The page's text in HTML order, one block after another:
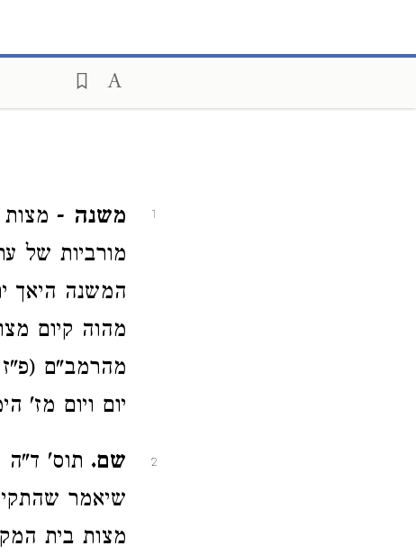
1 משנה - מצות
מורביות של
המשנה היאך
מהוה קיום
מהרמב"ם
יום ויום מז'
2 שם. תוס' ד"ה
שיאמר
מצות בית